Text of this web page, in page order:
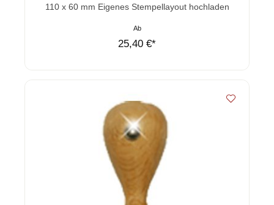
Durchschnittliche Bewertung von 0 von 5 Sternen
110 x 60 mm Eigenes Stempellayout hochladen
Ab
25,40 €*